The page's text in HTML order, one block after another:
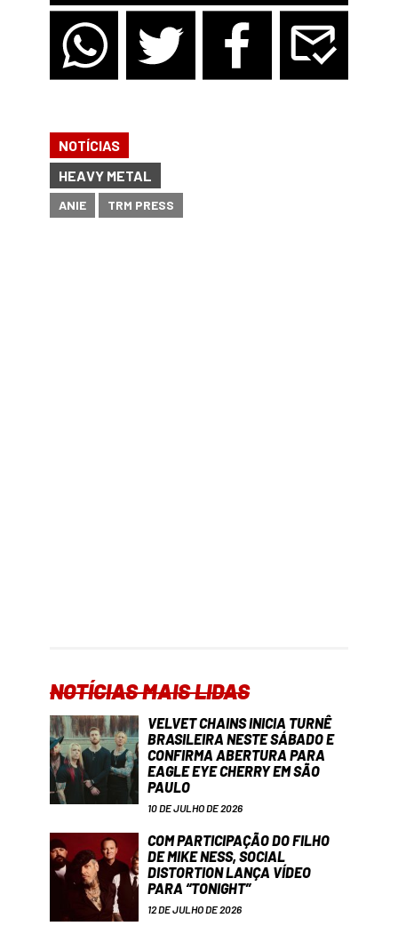
NOTÍCIAS
HEAVY METAL
ANIE TRM PRESS
NOTÍCIAS MAIS LIDAS
VELVET CHAINS INICIA TURNÊ
BRASILEIRA NESTE SÁBADO E
CONFIRMA ABERTURA PARA
EAGLE EYE CHERRY EM SÃO
PAULO
10 DE JULHO DE 2026
COM PARTICIPAÇÃO DO FILHO
DE MIKE NESS, SOCIAL
DISTORTION LANÇA VÍDEO
PARA “TONIGHT”
12 DE JULHO DE 2026